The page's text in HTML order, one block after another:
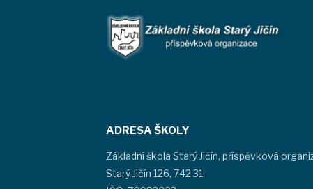
ADRESA ŠKOLY
Základní škola Starý Jičín, příspěvková
Starý Jičín 126, 742 31